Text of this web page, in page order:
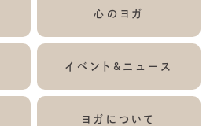
心のヨガ
イベント&ニュース
ヨガについて